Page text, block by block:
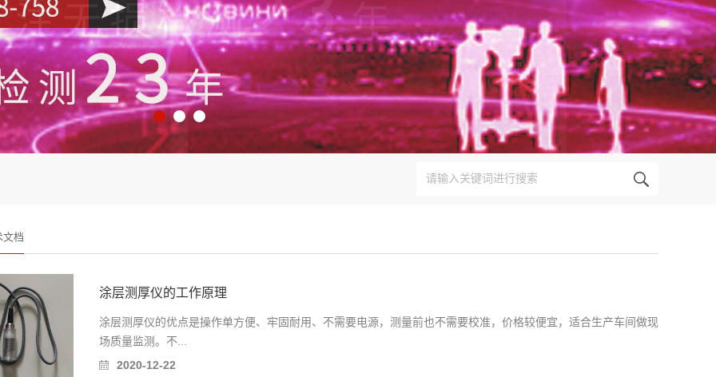
文档
涂层测厚仪的工作原理
涂层测厚仪的优点是操作单方便、牢固耐用、不需要电源，测量前也不需要校准，价格较便宜，适合生产车间做现
场质量监测。不...
2020-12-22